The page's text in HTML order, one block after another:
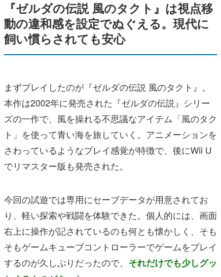
『ゼルダの伝説 風のタクト』は視点移
動の違和感を設定でぬぐえる。現代に
飼い慣らされても安心
まずプレイしたのが『ゼルダの伝説 風のタクト』。
本作は2002年に発売された『ゼルダの伝説』シリー
ズの一作で、風を操れる不思議なアイテム「風のタク
ト」を使って青い海を旅していく。アニメーションを
さわっているようなプレイ感覚が特徴で、後にWii U
でリマスター版も発売された。
今回の試遊では専用にセーブデータが用意されてお
り、軽い探索や戦闘を体験できた。個人的には、画面
右上に操作が記されているのも何とも懐かしく、そも
そもゲームキューブコントローラーでゲームをプレイ
するのが久しぶりだったので、 それだけでも少しグッ